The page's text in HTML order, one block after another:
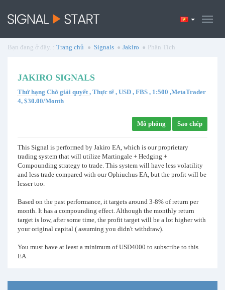
Bạn đang ở đây. : Trang chủ Signals Jakiro Phân Tích
JAKIRO SIGNALS
Thứ hạng Chờ giải quyết, Thực tế , USD , FBS , 1:500 ,MetaTrader
4, $30.00/Month
Mô phỏng Sao chép
This Signal is performed by Jakiro EA, which is our proprietary
trading system that will utilize Martingale + Hedging +
Compounding strategy to trade. This system will have less volatility
and less trade compared with our Ophiuchus EA, but the profit will be
lesser too.
Based on the past performance, it targets around 3-8% of return per
month. It has a compounding effect. Although the monthly return
target is low, after some time, the profit target will be a lot higher with
your original capital ( assuming you didn't withdraw).
You must have at least a minimum of USD4000 to subscribe to this
EA.
margin call. Please ensure you understand the risk before you